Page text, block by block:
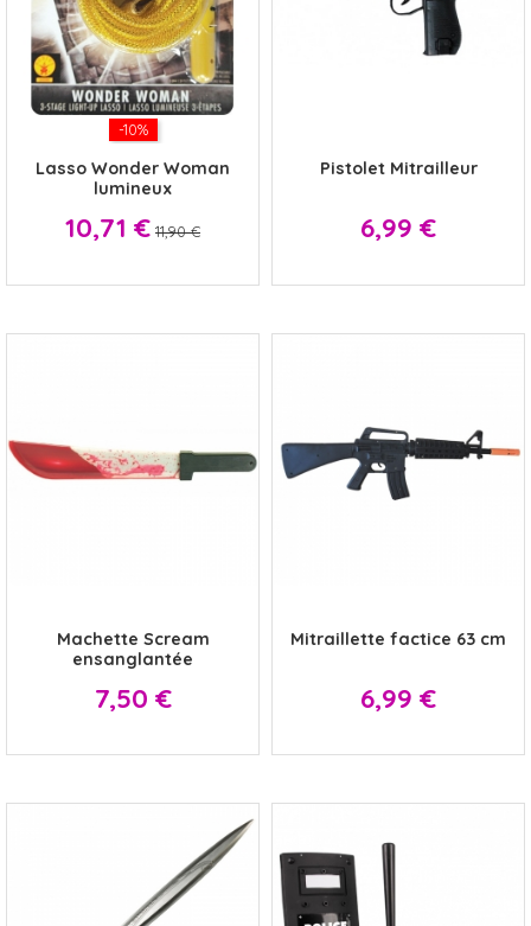
-10%
Lasso Wonder Woman
lumineux
Prix
10,71 € 11,90 €
Pistolet Mitrailleur
Prix
6,99 €
Machette Scream
ensanglantée
Prix
7,50 €
Mitraillette factice 63 cm
Prix
6,99 €